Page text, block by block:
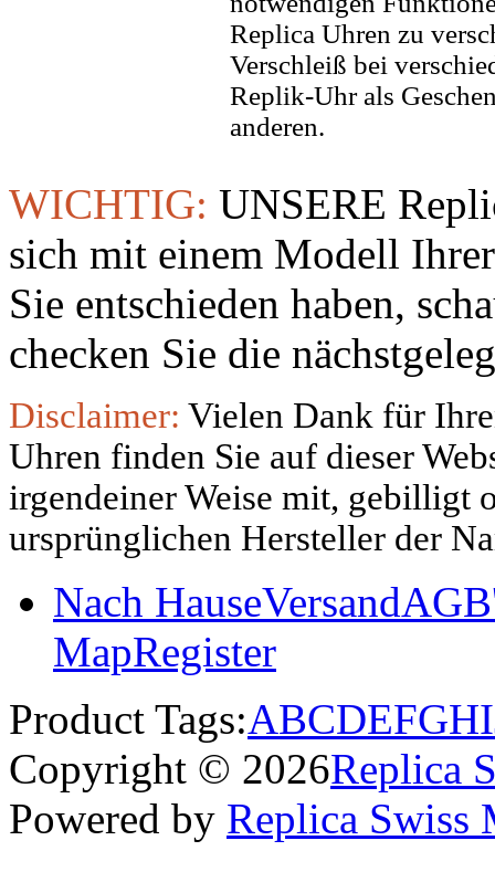
Replica Uhren zu
Verschleiß bei
Replik-Uhr als
anderen.
WICHTIG: UNSERE
sich mit einem Modell
Sie entschieden haben,
checken Sie die
Disclaimer: Vielen Dank für
Uhren finden Sie auf dieser
irgendeiner Weise mit, gebilligt
ursprünglichen Hersteller der
Nach HauseVersand
MapRegister
Product Tags:ABCDEFGHI
Copyright © 2026Replica
Powered by Replica Swiss